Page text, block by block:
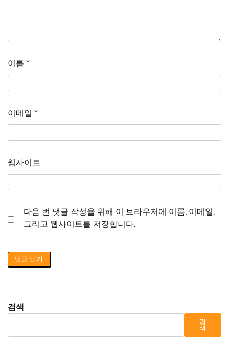
이름 *
이메일 *
웹사이트
다음 번 댓글 작성을 위해 이 브라우저에 이름, 이메일,
그리고 웹사이트를 저장합니다.
검색
검
색